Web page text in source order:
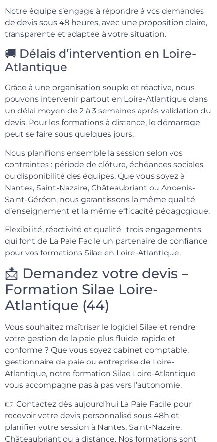
Notre équipe s’engage à répondre à vos demandes
de devis sous 48 heures, avec une proposition claire,
transparente et adaptée à votre situation.
🚚 Délais d’intervention en Loire-
Atlantique
Grâce à une organisation souple et réactive, nous
pouvons intervenir partout en Loire-Atlantique dans
un délai moyen de 2 à 3 semaines après validation du
devis. Pour les formations à distance, le démarrage
peut se faire sous quelques jours.
Nous planifions ensemble la session selon vos
contraintes : période de clôture, échéances sociales
ou disponibilité des équipes. Que vous soyez à
Nantes, Saint-Nazaire, Châteaubriant ou Ancenis-
Saint-Géréon, nous garantissons la même qualité
d’enseignement et la même efficacité pédagogique.
Flexibilité, réactivité et qualité : trois engagements
qui font de La Paie Facile un partenaire de confiance
pour vos formations Silae en Loire-Atlantique.
📩 Demandez votre devis –
Formation Silae Loire-
Atlantique (44)
Vous souhaitez maîtriser le logiciel Silae et rendre
votre gestion de la paie plus fluide, rapide et
conforme ? Que vous soyez cabinet comptable,
gestionnaire de paie ou entreprise de Loire-
Atlantique, notre formation Silae Loire-Atlantique
vous accompagne pas à pas vers l’autonomie.
👉 Contactez dès aujourd’hui La Paie Facile pour
recevoir votre devis personnalisé sous 48h et
planifier votre session à Nantes, Saint-Nazaire,
Châteaubriant ou à distance. Nos formations sont